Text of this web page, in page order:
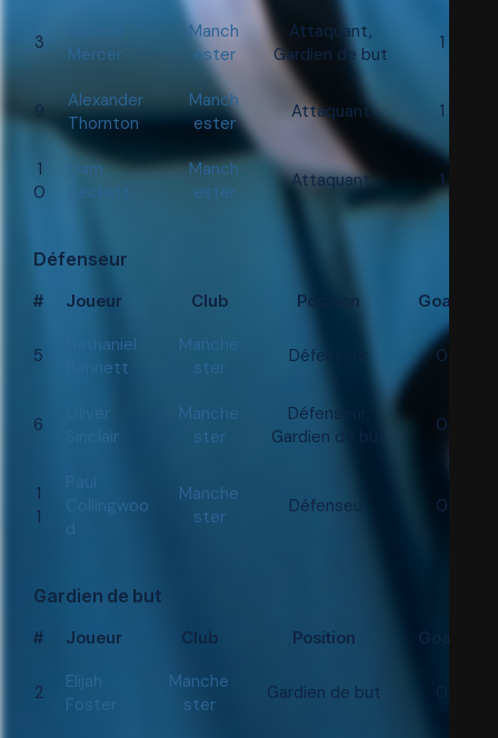
3
Mercer
Manch
ester
Attaquant,
Gardien de but
1
9
Alexander
Thornton
Manch
ester
Attaquant 1
1
0
Liam
Beckett
Manch
ester
Attaquant 1
Défenseur
# Joueur Club Position Goals
5
Nathaniel
Bennett
Manche
ster
Défenseur 0
6
Oliver
Sinclair
Manche
ster
Défenseur,
Gardien de but
0
1
1
Collingwoo
Manche
ster
Défenseur 0
Gardien de but
# Joueur Club Position
2
Elijah
Foster
Manche
ster
Gardien de but